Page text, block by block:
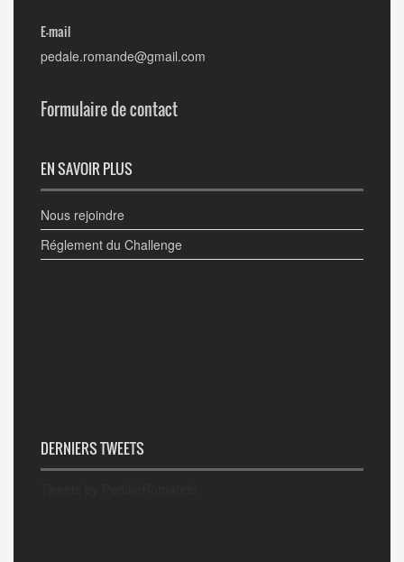
E-mail
pedale.romande@gmail.com
Formulaire de contact
EN SAVOIR PLUS
Nous rejoindre
Réglement du Challenge
DERNIERS TWEETS